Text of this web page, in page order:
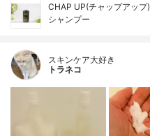
CHAP UP(チャップアップ)
シャンプー
スキンケア大好き
トラネコ